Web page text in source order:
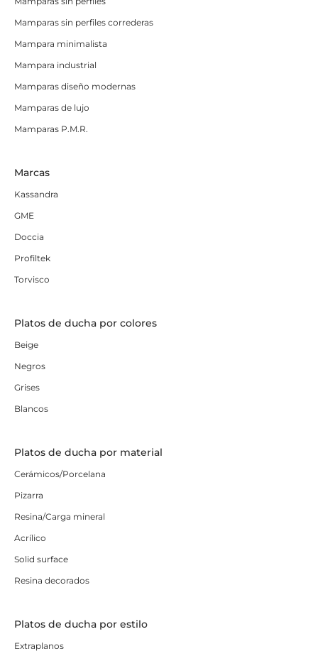
Mamparas sin perfiles correderas
Mampara minimalista
Mampara industrial
Mamparas diseño modernas
Mamparas de lujo
Mamparas P.M.R.
Marcas
Kassandra
GME
Doccia
Profiltek
Torvisco
Platos de ducha por colores
Beige
Negros
Grises
Blancos
Platos de ducha por material
Cerámicos/Porcelana
Pizarra
Resina/Carga mineral
Acrílico
Solid surface
Resina decorados
Platos de ducha por estilo
Extraplanos